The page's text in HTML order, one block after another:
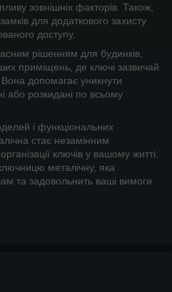
зовнішніх факторів. Також,
для додаткового захисту
доступу.
рішенням для будинків,
приміщень, де ключі зазвичай
допомагає уникнути
або розкидані по всьому
і функціональних
стає незамінним
ключів у вашому житті.
металічну, яка
та задовольнить ваші вимоги